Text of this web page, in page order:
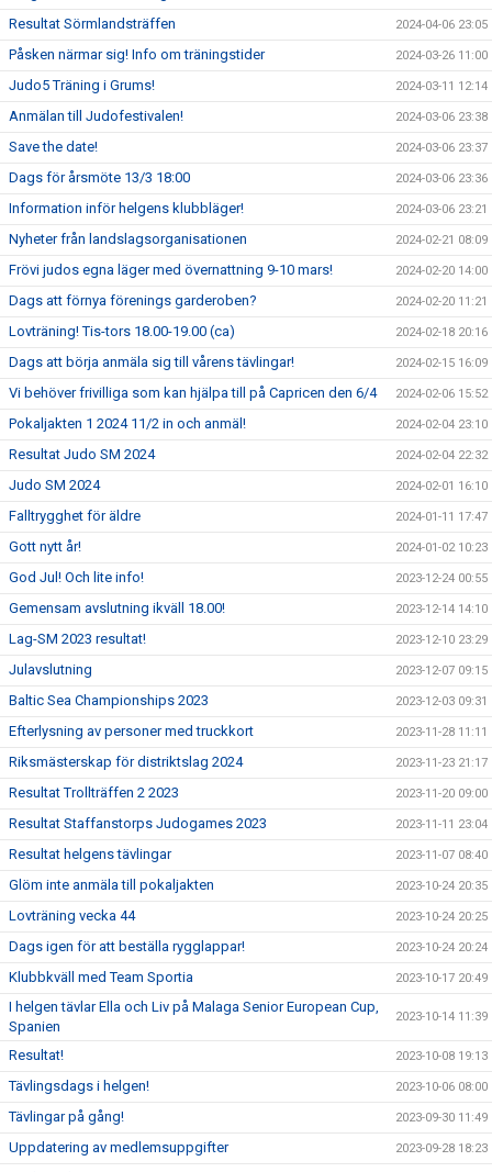
Resultat Sörmlandsträffen 2024-04-06 23:05
Påsken närmar sig! Info om träningstider 2024-03-26 11:00
Judo5 Träning i Grums! 2024-03-11 12:14
Anmälan till Judofestivalen! 2024-03-06 23:38
Save the date! 2024-03-06 23:37
Dags för årsmöte 13/3 18:00 2024-03-06 23:36
Information inför helgens klubbläger! 2024-03-06 23:21
Nyheter från landslagsorganisationen 2024-02-21 08:09
Frövi judos egna läger med övernattning 9-10 mars! 2024-02-20 14:00
Dags att förnya förenings garderoben? 2024-02-20 11:21
Lovträning! Tis-tors 18.00-19.00 (ca) 2024-02-18 20:16
Dags att börja anmäla sig till vårens tävlingar! 2024-02-15 16:09
Vi behöver frivilliga som kan hjälpa till på Capricen den 6/4 2024-02-06 15:52
Pokaljakten 1 2024 11/2 in och anmäl! 2024-02-04 23:10
Resultat Judo SM 2024 2024-02-04 22:32
Judo SM 2024 2024-02-01 16:10
Falltrygghet för äldre 2024-01-11 17:47
Gott nytt år! 2024-01-02 10:23
God Jul! Och lite info! 2023-12-24 00:55
Gemensam avslutning ikväll 18.00! 2023-12-14 14:10
Lag-SM 2023 resultat! 2023-12-10 23:29
Julavslutning 2023-12-07 09:15
Baltic Sea Championships 2023 2023-12-03 09:31
Efterlysning av personer med truckkort 2023-11-28 11:11
Riksmästerskap för distriktslag 2024 2023-11-23 21:17
Resultat Trollträffen 2 2023 2023-11-20 09:00
Resultat Staffanstorps Judogames 2023 2023-11-11 23:04
Resultat helgens tävlingar 2023-11-07 08:40
Glöm inte anmäla till pokaljakten 2023-10-24 20:35
Lovträning vecka 44 2023-10-24 20:25
Dags igen för att beställa rygglappar! 2023-10-24 20:24
Klubbkväll med Team Sportia 2023-10-17 20:49
I helgen tävlar Ella och Liv på Malaga Senior European Cup,
Spanien
2023-10-14 11:39
Resultat! 2023-10-08 19:13
Tävlingsdags i helgen! 2023-10-06 08:00
Tävlingar på gång! 2023-09-30 11:49
Uppdatering av medlemsuppgifter 2023-09-28 18:23